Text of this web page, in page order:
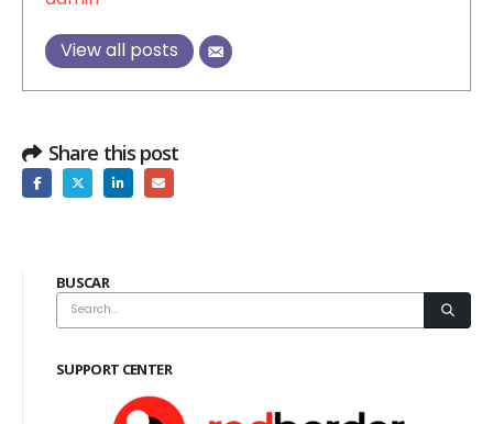
View all posts
Share this post
BUSCAR
SUPPORT CENTER